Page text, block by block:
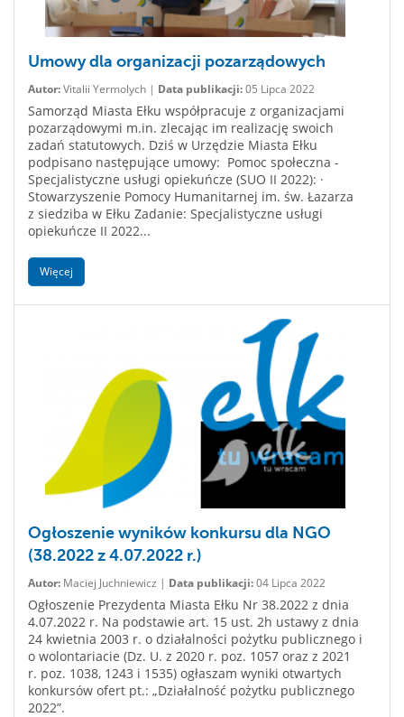
Umowy dla organizacji pozarządowych
Autor:Vitalii Yermolych | Data publikacji:05 Lipca 2022
Samorząd Miasta Ełku współpracuje z organizacjami
pozarządowymi m.in. zlecając im realizację swoich
zadań statutowych. Dziś w Urzędzie Miasta Ełku
podpisano następujące umowy: Pomoc społeczna -
Specjalistyczne usługi opiekuńcze (SUO II 2022): ·
Stowarzyszenie Pomocy Humanitarnej im. św. Łazarza
z siedziba w Ełku Zadanie: Specjalistyczne usługi
opiekuńcze II 2022...
Więcej
Ogłoszenie wyników konkursu dla NGO
(38.2022 z 4.07.2022 r.)
Autor: Maciej Juchniewicz | Data publikacji:04 Lipca 2022
Ogłoszenie Prezydenta Miasta Ełku Nr 38.2022 z dnia
4.07.2022 r. Na podstawie art. 15 ust. 2h ustawy z dnia
24 kwietnia 2003 r. o działalności pożytku publicznego i
o wolontariacie (Dz. U. z 2020 r. poz. 1057 oraz z 2021
r. poz. 1038, 1243 i 1535) ogłaszam wyniki otwartych
konkursów ofert pt.: „Działalność pożytku publicznego
2022”.